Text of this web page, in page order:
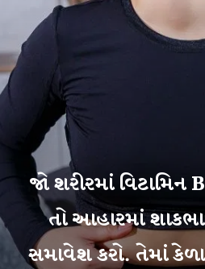
જો શરીરમાં વિટામિન
તો આહારમાં
સમાવેશ કરો. તેમાં